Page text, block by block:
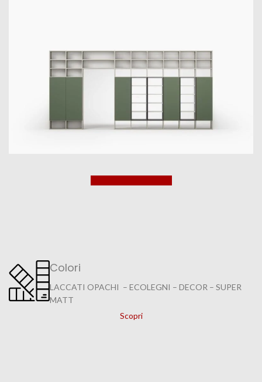
Colori
LACCATI OPACHI – ECOLEGNI – DECOR – SUPER
MATT
Scopri